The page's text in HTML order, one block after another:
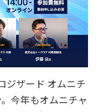
ジザード オムニチ
今年もオムニチャ